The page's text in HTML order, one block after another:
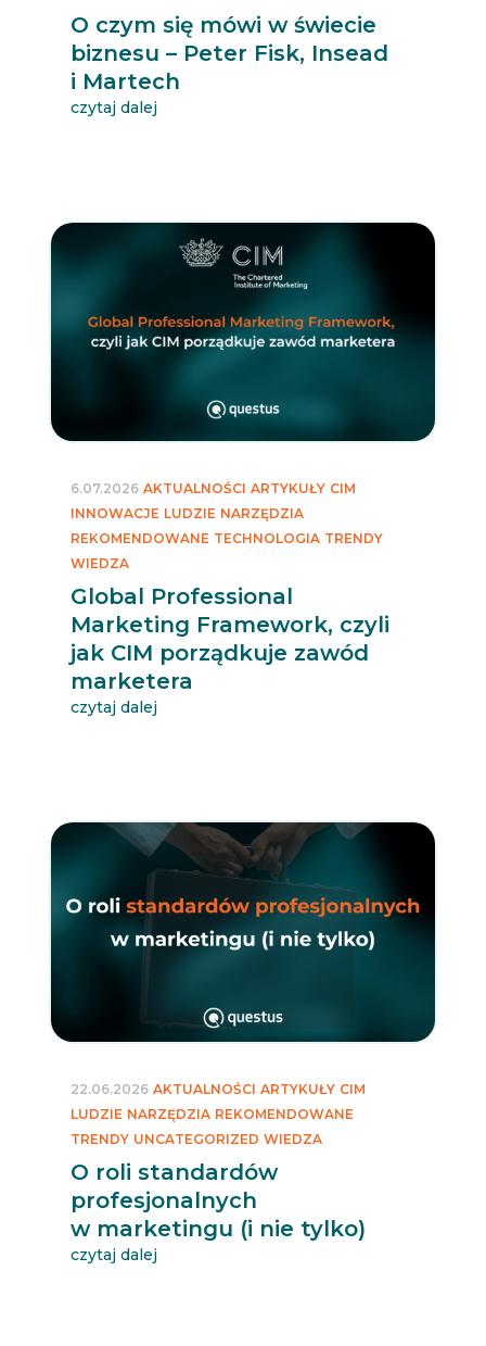
O czym się mówi w świecie
biznesu – Peter Fisk, Insead
i Martech
czytaj dalej
Global Professional
Marketing Framework, czyli
jak CIM porządkuje zawód
marketera
6.07.2026 AKTUALNOŚCI ARTYKUŁY CIM
INNOWACJE LUDZIE NARZĘDZIA
REKOMENDOWANE TECHNOLOGIA TRENDY
WIEDZA
czytaj dalej
O roli standardów
profesjonalnych
w marketingu (i nie tylko)
22.06.2026 AKTUALNOŚCI ARTYKUŁY CIM
LUDZIE NARZĘDZIA REKOMENDOWANE
TRENDY UNCATEGORIZED WIEDZA
czytaj dalej